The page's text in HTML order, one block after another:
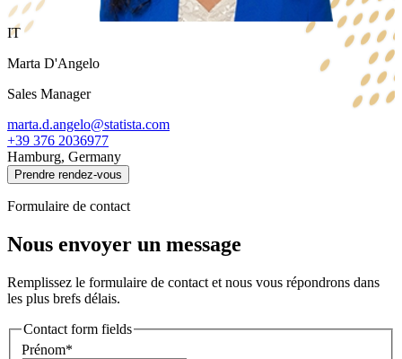
IT
Marta D'Angelo
Sales Manager
marta.d.angelo@statista.com
+39 376 2036977
Hamburg, Germany
Prendre rendez-vous
Formulaire de contact
Nous envoyer un message
Remplissez le formulaire de contact et nous vous répondrons dans
les plus brefs délais.
Contact form fields
Prénom*